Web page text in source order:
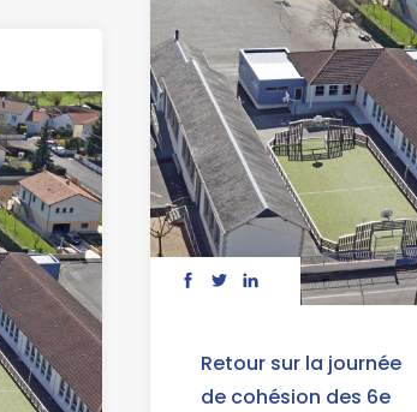
Retour sur la journée
de cohésion des 6e